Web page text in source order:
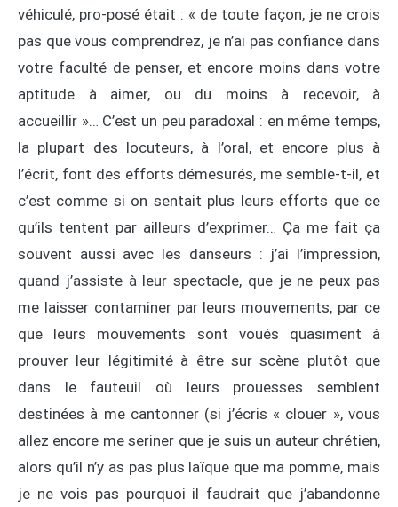
véhiculé, pro-posé était : « de toute façon, je ne crois
pas que vous comprendrez, je n’ai pas confiance dans
votre faculté de penser, et encore moins dans votre
aptitude à aimer, ou du moins à recevoir, à
accueillir »… C’est un peu paradoxal : en même temps,
la plupart des locuteurs, à l’oral, et encore plus à
l’écrit, font des efforts démesurés, me semble-t-il, et
c’est comme si on sentait plus leurs efforts que ce
qu’ils tentent par ailleurs d’exprimer… Ça me fait ça
souvent aussi avec les danseurs : j’ai l’impression,
quand j’assiste à leur spectacle, que je ne peux pas
me laisser contaminer par leurs mouvements, par ce
que leurs mouvements sont voués quasiment à
prouver leur légitimité à être sur scène plutôt que
dans le fauteuil où leurs prouesses semblent
destinées à me cantonner (si j’écris « clouer », vous
allez encore me seriner que je suis un auteur chrétien,
alors qu’il n’y as pas plus laïque que ma pomme, mais
je ne vois pas pourquoi il faudrait que j’abandonne